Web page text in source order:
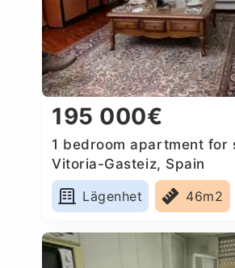
195 000€
1 bedroom apartment for
Vitoria-Gasteiz, Spain
Lägenhet
46m2